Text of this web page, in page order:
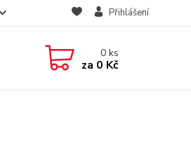
Přihlášení
0ks
za 0 Kč